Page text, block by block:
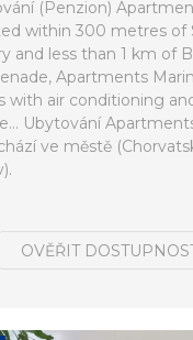
(Penzion)
within 300 metres of
and less than 1 km of
Apartments
with air conditioning
Ubytování
ve městě
OVĚŘIT